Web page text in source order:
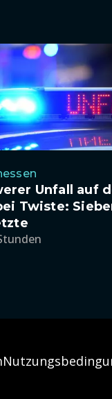
Unfall auf
Twiste: